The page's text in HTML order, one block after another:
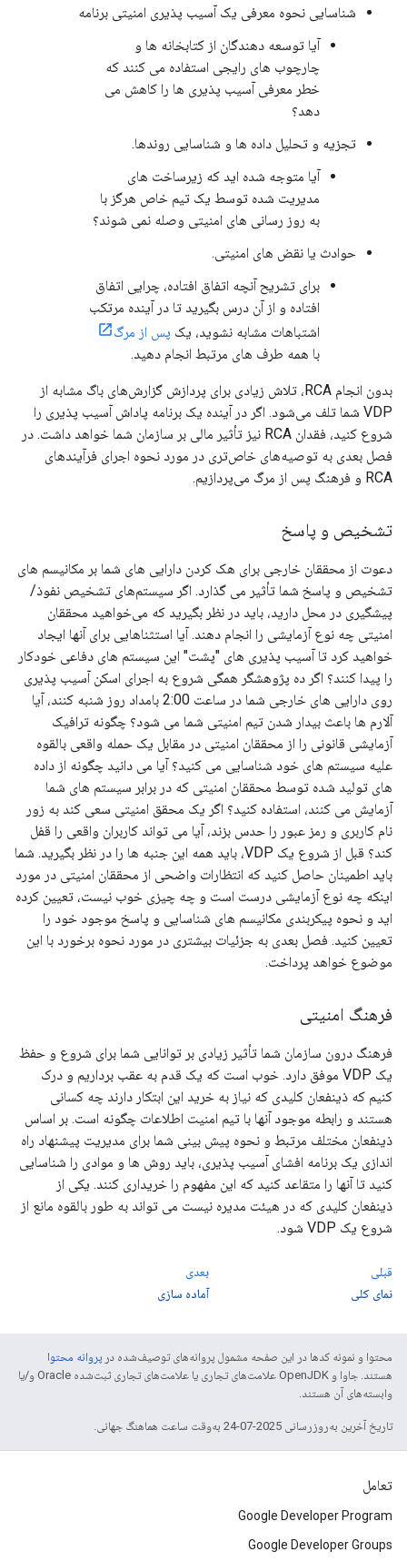
شناسایی نحوه معرفی یک آسیب پذیری امنیتی برنامه
آیا توسعه دهندگان از کتابخانه ها و
چارچوب های رایجی استفاده می کنند که
خطر معرفی آسیب پذیری ها را کاهش می
دهد؟
تجزیه و تحلیل داده ها و شناسایی روندها.
آیا متوجه شده اید که زیرساخت های
مدیریت شده توسط یک تیم خاص هرگز با
به روز رسانی های امنیتی وصله نمی شوند؟
حوادث یا نقض های امنیتی.
برای تشریح آنچه اتفاق افتاده، چرایی اتفاق
افتاده و از آن درس بگیرید تا در آینده مرتکب
اشتباهات مشابه نشوید، یک پس از مرگ
با همه طرف های مرتبط انجام دهید.
بدون انجام RCA، تلاش زیادی برای پردازش گزارش‌های باگ مشابه از
VDP شما تلف می‌شود. اگر در آینده یک برنامه پاداش آسیب پذیری را
شروع کنید، فقدان RCA نیز تأثیر مالی بر سازمان شما خواهد داشت. در
فصل بعدی به توصیه‌های خاص‌تری در مورد نحوه اجرای فرآیندهای
RCA و فرهنگ پس از مرگ می‌پردازیم.
تشخیص و پاسخ
دعوت از محققان خارجی برای هک کردن دارایی های شما بر مکانیسم های
تشخیص و پاسخ شما تأثیر می گذارد. اگر سیستم‌های تشخیص نفوذ/
پیشگیری در محل دارید، باید در نظر بگیرید که می‌خواهید محققان
امنیتی چه نوع آزمایشی را انجام دهند. آیا استثناهایی برای آنها ایجاد
خواهید کرد تا آسیب پذیری های "پشت" این سیستم های دفاعی خودکار
را پیدا کنند؟ اگر ده پژوهشگر همگی شروع به اجرای اسکن آسیب پذیری
روی دارایی های خارجی شما در ساعت 2:00 بامداد روز شنبه کنند، آیا
آلارم ها باعث بیدار شدن تیم امنیتی شما می شود؟ چگونه ترافیک
آزمایشی قانونی را از محققان امنیتی در مقابل یک حمله واقعی بالقوه
علیه سیستم های خود شناسایی می کنید؟ آیا می دانید چگونه از داده
های تولید شده توسط محققان امنیتی که در برابر سیستم های شما
آزمایش می کنند، استفاده کنید؟ اگر یک محقق امنیتی سعی کند به زور
نام کاربری و رمز عبور را حدس بزند، آیا می تواند کاربران واقعی را قفل
کند؟ قبل از شروع یک VDP، باید همه این جنبه ها را در نظر بگیرید. شما
باید اطمینان حاصل کنید که انتظارات واضحی از محققان امنیتی در مورد
اینکه چه نوع آزمایشی درست است و چه چیزی خوب نیست، تعیین کرده
اید و نحوه پیکربندی مکانیسم های شناسایی و پاسخ موجود خود را
تعیین کنید. فصل بعدی به جزئیات بیشتری در مورد نحوه برخورد با این
موضوع خواهد پرداخت.
فرهنگ امنیتی
فرهنگ درون سازمان شما تأثیر زیادی بر توانایی شما برای شروع و حفظ
یک VDP موفق دارد. خوب است که یک قدم به عقب برداریم و درک
کنیم که ذینفعان کلیدی که نیاز به خرید این ابتکار دارند چه کسانی
هستند و رابطه موجود آنها با تیم امنیت اطلاعات چگونه است. بر اساس
ذینفعان مختلف مرتبط و نحوه پیش بینی شما برای مدیریت پیشنهاد راه
اندازی یک برنامه افشای آسیب پذیری، باید روش ها و موادی را شناسایی
کنید تا آنها را متقاعد کنید که این مفهوم را خریداری کنند. یکی از
ذینفعان کلیدی که در هیئت مدیره نیست می تواند به طور بالقوه مانع از
شروع یک VDP شود.
قبلی
نمای کلی
بعدی
آماده سازی
محتوا و نمونه کدها در این صفحه مشمول پروانه‌های توصیف‌شده در پروانه محتوا
هستند. جاوا و OpenJDK علامت‌های تجاری یا علامت‌های تجاری ثبت‌شده Oracle و/یا
وابسته‌های آن هستند.
تاریخ آخرین به‌روزرسانی 2025-07-24 به‌وقت ساعت هماهنگ جهانی.
تعامل
Google Developer Program
Google Developer Groups